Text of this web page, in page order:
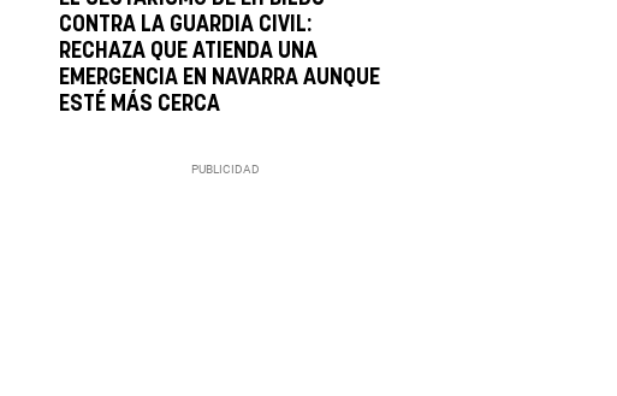
CONTRA LA GUARDIA CIVIL:
RECHAZA QUE ATIENDA UNA
EMERGENCIA EN NAVARRA AUNQUE
ESTÉ MÁS CERCA